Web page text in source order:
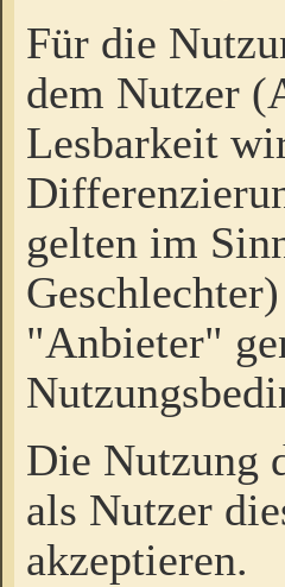
Für die
dem Nutzer
Lesbarkeit
gelten im
"Anbieter"
Die Nutzung
als Nutzer
akzeptieren.